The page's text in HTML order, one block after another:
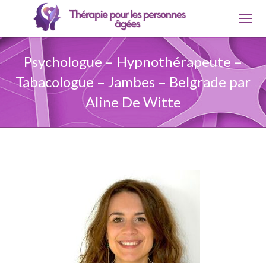
Psychologue – Hypnothérapeute –
Tabacologue – Jambes – Belgrade par
Aline De Witte